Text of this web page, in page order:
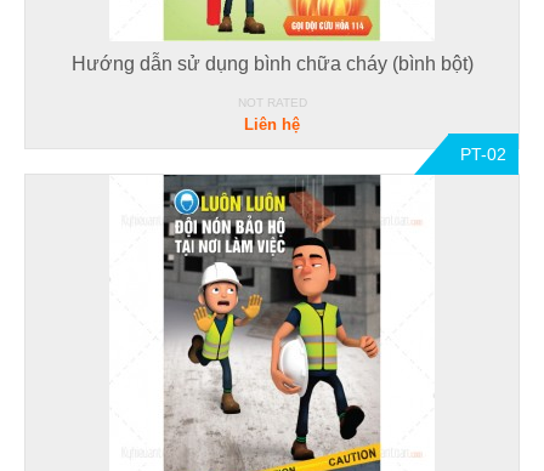
Hướng dẫn sử dụng bình chữa cháy (bình bột)
NOT RATED
Liên hệ
PT-02